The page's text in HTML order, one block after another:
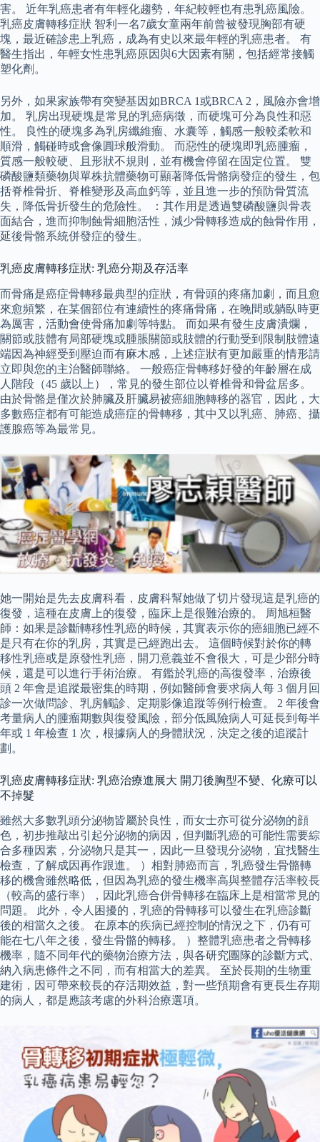
害。 近年乳癌患者有年輕化趨勢，年紀較輕也有患乳癌風險。
乳癌皮膚轉移症狀 智利一名7歲女童兩年前曾被發現胸部有硬
塊，最近確診患上乳癌，成為有史以來最年輕的乳癌患者。 有
醫生指出，年輕女性患乳癌原因與6大因素有關，包括經常接觸
塑化劑。
另外，如果家族帶有突變基因如BRCA 1或BRCA 2，風險亦會增
加。 乳房出現硬塊是常見的乳癌病徵，而硬塊可分為良性和惡
性。 良性的硬塊多為乳房纖維瘤、水囊等，觸感一般較柔軟和
順滑，觸碰時或會像圓球般滑動。 而惡性的硬塊即乳癌腫瘤，
質感一般較硬、且形狀不規則，並有機會停留在固定位置。 雙
磷酸鹽類藥物與單株抗體藥物可顯著降低骨骼病發症的發生，包
括脊椎骨折、脊椎變形及高血鈣等，並且進一步的預防骨質流
失，降低骨折發生的危險性。 ：其作用是透過雙磷酸鹽與骨表
面結合，進而抑制蝕骨細胞活性，減少骨轉移造成的蝕骨作用，
延後骨骼系統併發症的發生。
乳癌皮膚轉移症狀: 乳癌分期及存活率
而骨痛是癌症骨轉移最典型的症狀，有骨頭的疼痛加劇，而且愈
來愈頻繁，在某個部位有連續性的疼痛骨痛，在晚間或躺臥時更
為厲害，活動會使骨痛加劇等特點。 而如果有發生皮膚潰爛，
關節或肢體有局部硬塊或腫脹關節或肢體的行動受到限制肢體遠
端因為神經受到壓迫而有麻木感，上述症狀有更加嚴重的情形請
立即與您的主治醫師聯絡。 一般癌症骨轉移好發的年齡層在成
人階段（45 歲以上），常見的發生部位以脊椎骨和骨盆居多。
由於骨骼是僅次於肺臟及肝臟易被癌細胞轉移的器官，因此，大
多數癌症都有可能造成癌症的骨轉移，其中又以乳癌、肺癌、攝
護腺癌等為最常見。
她一開始是先去皮膚科看，皮膚科幫她做了切片發現這是乳癌的
復發，這種在皮膚上的復發，臨床上是很難治療的。 周旭桓醫
師：如果是診斷轉移性乳癌的時候，其實表示你的癌細胞已經不
是只有在你的乳房，其實是已經跑出去。 這個時候對於你的轉
移性乳癌或是原發性乳癌，開刀意義並不會很大，可是少部分時
候，還是可以進行手術治療。 有鑑於乳癌的高復發率，治療後
頭 2 年會是追蹤最密集的時期，例如醫師會要求病人每 3 個月回
診一次做問診、乳房觸診、定期影像追蹤等例行檢查。 2 年後會
考量病人的腫瘤期數與復發風險，部分低風險病人可延長到每半
年或 1 年檢查 1 次，根據病人的身體狀況，決定之後的追蹤計
劃。
乳癌皮膚轉移症狀: 乳癌治療進展大 開刀後胸型不變、化療可以
不掉髮
雖然大多數乳頭分泌物皆屬於良性，而女士亦可從分泌物的顔
色，初步推敲出引起分泌物的病因，但判斷乳癌的可能性需要綜
合多種因素，分泌物只是其一，因此一旦發現分泌物，宜找醫生
檢查，了解成因再作跟進。 ）相對肺癌而言，乳癌發生骨骼轉
移的機會雖然略低，但因為乳癌的發生機率高與整體存活率較長
（較高的盛行率），因此乳癌合併骨轉移在臨床上是相當常見的
問題。 此外，令人困擾的，乳癌的骨轉移可以發生在乳癌診斷
後的相當久之後。 在原本的疾病已經控制的情況之下，仍有可
能在七八年之後，發生骨骼的轉移。 ）整體乳癌患者之骨轉移
機率，隨不同年代的藥物治療方法，與各研究團隊的診斷方式、
納入病患條件之不同，而有相當大的差異。 至於長期的生物重
建術，因可帶來較長的存活期效益，對一些預期會有更長生存期
的病人，都是應該考慮的外科治療選項。